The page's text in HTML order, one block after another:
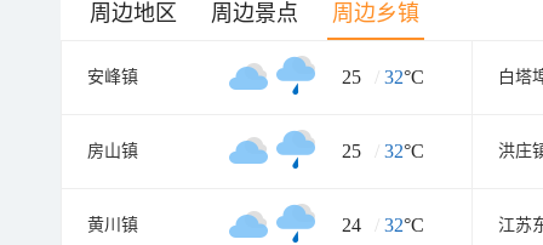
周边地区 周边景点 周边乡镇
安峰镇 25 / 32°C 白塔
房山镇 25 / 32°C 洪庄
黄川镇 24 / 32°C